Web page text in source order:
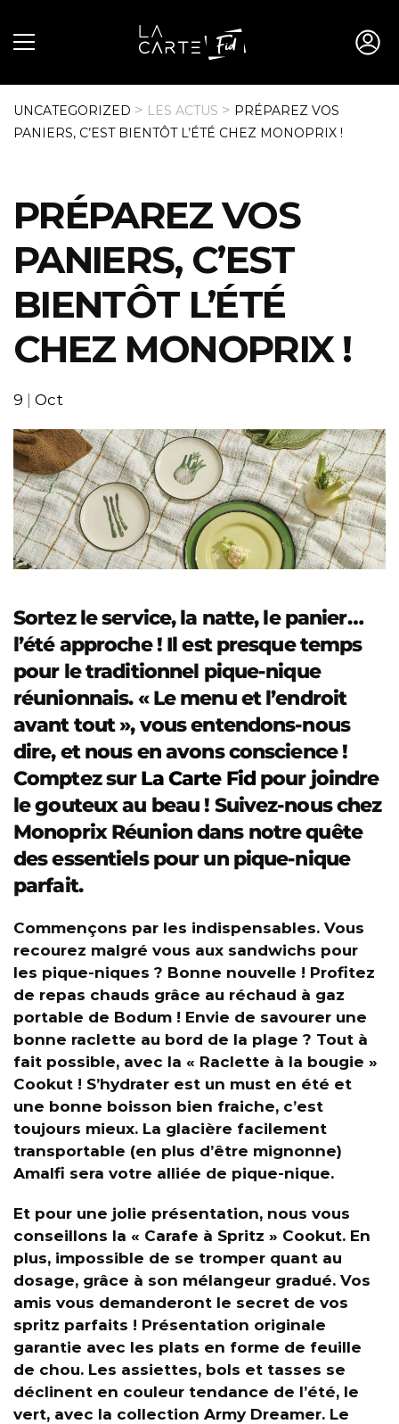
UNCATEGORIZED > LES ACTUS > PRÉPAREZ VOS
PANIERS, C’EST BIENTÔT L’ÉTÉ CHEZ MONOPRIX !
PRÉPAREZ VOS
PANIERS, C’EST
BIENTÔT L’ÉTÉ
CHEZ MONOPRIX !
9 | Oct
Sortez le service, la natte, le panier…
l’été approche ! Il est presque temps
pour le traditionnel pique-nique
réunionnais. « Le menu et l’endroit
avant tout », vous entendons-nous
dire, et nous en avons conscience !
Comptez surLa Carte Fidpour joindre
le gouteux au beau ! Suivez-nous chez
Monoprix Réunion dans notre quête
des essentiels pour un pique-nique
parfait.
Commençons par les indispensables. Vous
recourez malgré vous aux sandwichs pour
les pique-niques ? Bonne nouvelle ! Profitez
de repas chauds grâce au réchaud à gaz
portable de Bodum ! Envie de savourer une
bonne raclette au bord de la plage ? Tout à
fait possible, avec la « Raclette à la bougie »
Cookut ! S’hydrater est un must en été et
une bonne boisson bien fraiche, c’est
toujours mieux. La glacière facilement
transportable (en plus d’être mignonne)
Amalfi sera votre alliée de pique-nique.
Et pour une jolie présentation, nous vous
conseillons la « Carafe à Spritz » Cookut. En
plus, impossible de se tromper quant au
dosage, grâce à son mélangeur gradué. Vos
amis vous demanderont le secret de vos
spritz parfaits ! Présentation originale
garantie avec les plats en forme de feuille
de chou. Les assiettes, bols et tasses se
déclinent en couleur tendance de l’été, le
vert, avec la collection Army Dreamer. Le